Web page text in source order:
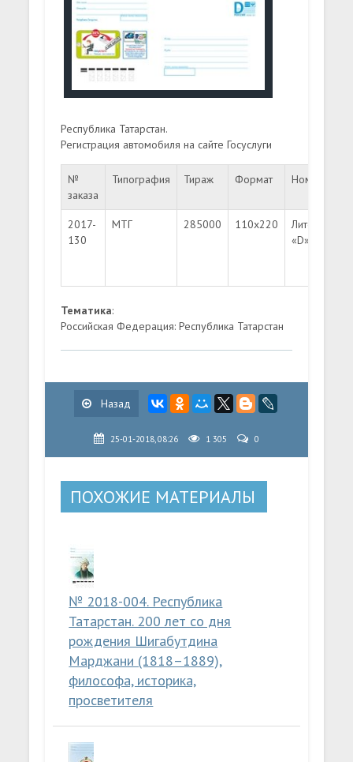
Республика Татарстан.
Регистрация автомобиля на сайте Госуслуги
№
заказа
Типография Тираж Формат Номинал
2017-
130
МТГ 285000 110х220
Литера
«D»
Тематика:
Российская Федерация: Республика Татарстан
Назад
25-01-2018, 08:26 1 305 0
ПОХОЖИЕ МАТЕРИАЛЫ
№ 2018-004. Республика
Татарстан. 200 лет со дня
рождения Шигабутдина
Марджани (1818–1889),
философа, историка,
просветителя